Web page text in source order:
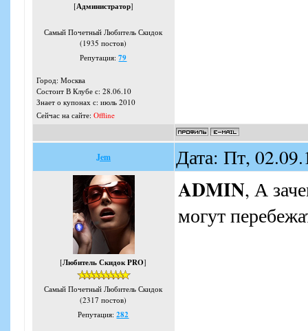
[Администратор]
Самый Почетный Любитель Скидок
(1935 постов)
Репутация:79
Город: Москва
Состоит В Клубе с: 28.06.10
Знает о купонах с: июль 2010
Сейчас на сайте: Offline
Jem Дата: Пт,
[Любитель Скидок PRO]
Самый Почетный Любитель Скидок
(2317 постов)
Репутация:282
ADMIN, А
могут